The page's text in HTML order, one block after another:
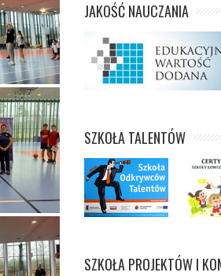
JAKOŚĆ NAUCZANIA
SZKOŁA TALENTÓW
SZKOŁA PROJEKTÓW I